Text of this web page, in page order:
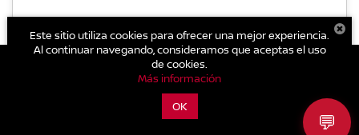
México2830
Aviso de Privacidad|
Este sitio utiliza cookies para ofrecer una mejor experiencia.
Al continuar navegando, consideramos que aceptas el uso
de cookies.
Más información
OK
💬